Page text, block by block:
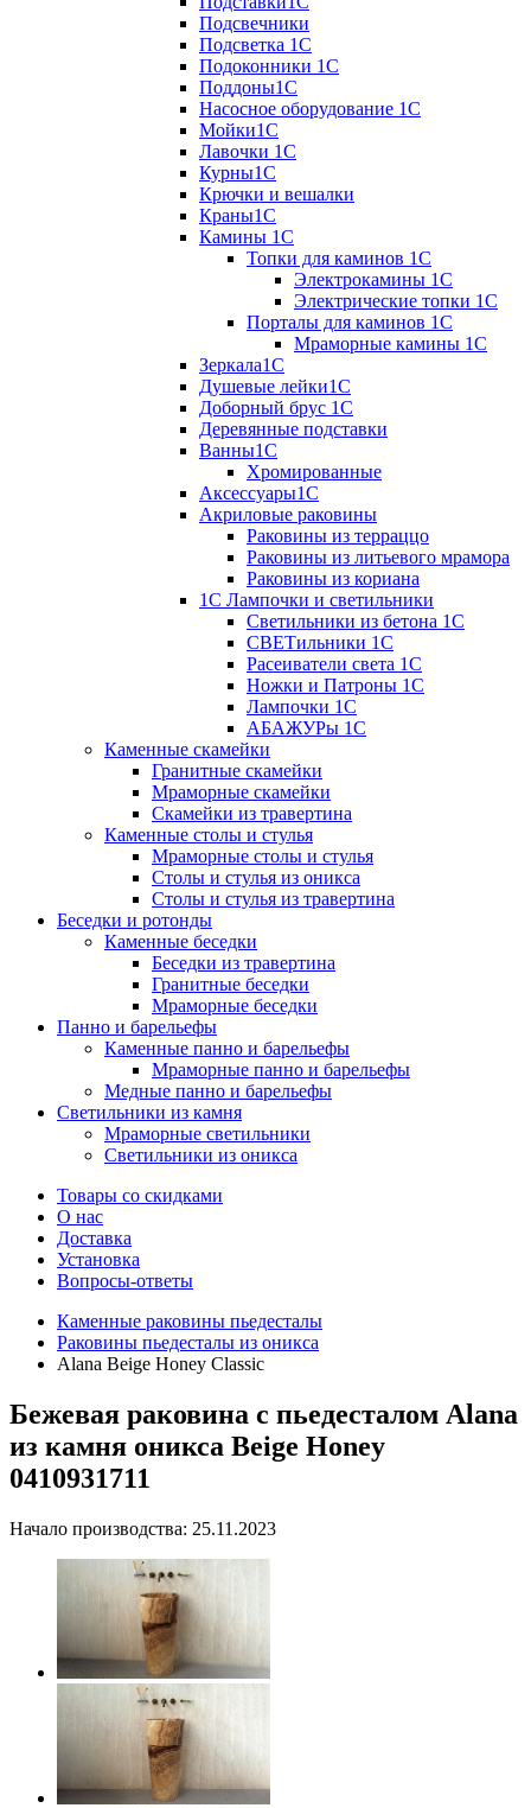
Подсвечники
Подсветка 1С
Подоконники 1С
Поддоны1С
Насосное оборудование 1С
Мойки1С
Лавочки 1С
Курны1С
Крючки и вешалки
Краны1С
Камины 1C
Топки для каминов 1C
Электрокамины 1С
Электрические топки 1C
Порталы для каминов 1С
Мраморные камины 1C
Зеркала1С
Душевые лейки1С
Доборный брус 1С
Деревянные подставки
Ванны1С
Хромированные
Аксессуары1С
Акриловые раковины
Раковины из терраццо
Раковины из литьевого мрамора
Раковины из кориана
1С Лампочки и светильники
Светильники из бетона 1С
СВЕТильники 1С
Расеиватели света 1С
Ножки и Патроны 1С
Лампочки 1С
АБАЖУРы 1С
Каменные скамейки
Гранитные скамейки
Мраморные скамейки
Скамейки из травертина
Каменные столы и стулья
Мраморные столы и стулья
Столы и стулья из оникса
Столы и стулья из травертина
Беседки и ротонды
Каменные беседки
Беседки из травертина
Гранитные беседки
Мраморные беседки
Панно и барельефы
Каменные панно и барельефы
Мраморные панно и барельефы
Медные панно и барельефы
Светильники из камня
Мраморные светильники
Светильники из оникса
Товары со скидками
О нас
Доставка
Установка
Вопросы-ответы
Каменные раковины пьедесталы
Раковины пьедесталы из оникса
Alana Beige Honey Classic
Бежевая раковина с пьедесталом Alana
из камня оникса Beige Honey
0410931711
Начало производства: 25.11.2023